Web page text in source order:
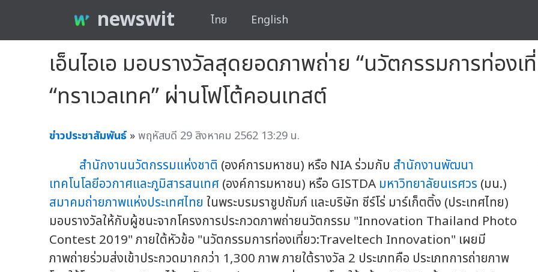
newswit ไทย English
เอ็นไอเอ มอบรางวัลสุดยอดภาพถ่าย “นวัตกรรมการท่องเ
“ทราเวลเทค” ผ่านโฟโต้คอนเทสต์
ข่าวประชาสัมพันธ์ »พฤหัสบดี 29 สิงหาคม 2562 13:29 น.
สำนักงานนวัตกรรมแห่งชาติ (องค์การมหาชน) หรือ NIA ร่วมกับ สำนักงานพัฒนา
เทคโนโลยีอวกาศและภูมิสารสนเทศ (องค์การมหาชน) หรือ GISTDA มหาวิทยาลัยนเรศวร (มน.)
สมาคมถ่ายภาพแห่งประเทศไทย ในพระบรมราชูปถัมภ์ และบริษัท ชีร์โร่ มาร์เก็ตติ้ง (ประเทศไทย)
มอบรางวัลให้กับผู้ชนะจากโครงการประกวดภาพถ่ายนวัตกรรม "Innovation Thailand Photo
Contest 2019" ภายใต้หัวข้อ "นวัตกรรมการท่องเที่ยว:Traveltech Innovation" เผยมี
ภาพถ่ายร่วมส่งเข้าประกวดมากกว่า 1,300 ภาพ ภายใต้รางวัล 2 ประเภทคือ ประเภทการถ่ายภาพ